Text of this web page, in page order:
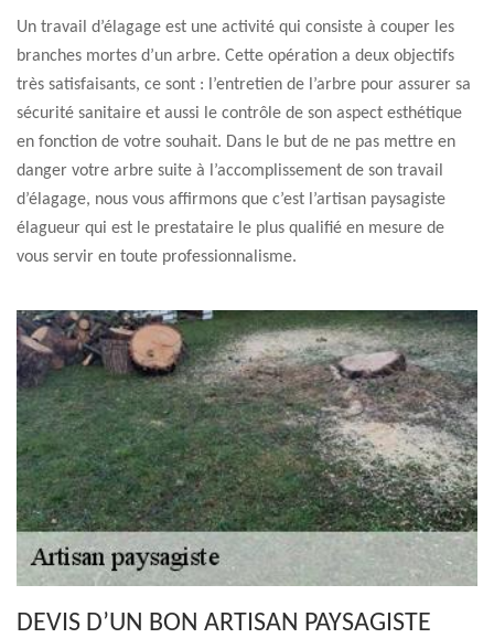
Un travail d’élagage est une activité qui consiste à couper les
branches mortes d’un arbre. Cette opération a deux objectifs
très satisfaisants, ce sont : l’entretien de l’arbre pour assurer sa
sécurité sanitaire et aussi le contrôle de son aspect esthétique
en fonction de votre souhait. Dans le but de ne pas mettre en
danger votre arbre suite à l’accomplissement de son travail
d’élagage, nous vous affirmons que c’est l’artisan paysagiste
élagueur qui est le prestataire le plus qualifié en mesure de
vous servir en toute professionnalisme.
DEVIS D’UN BON ARTISAN PAYSAGISTE